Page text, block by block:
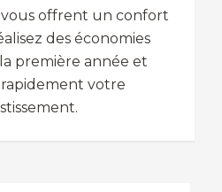
offrent un confort
des économies
première année et
votre